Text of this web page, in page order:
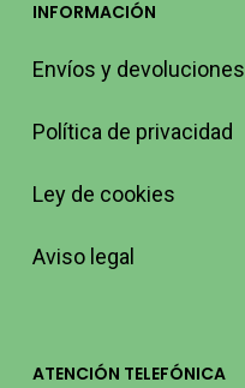
INFORMACIÓN
Envíos y devoluciones
Política de privacidad
Ley de cookies
Aviso legal
ATENCIÓN TELEFÓNICA